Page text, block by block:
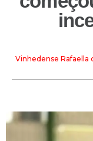
Vinhedense Rafaella